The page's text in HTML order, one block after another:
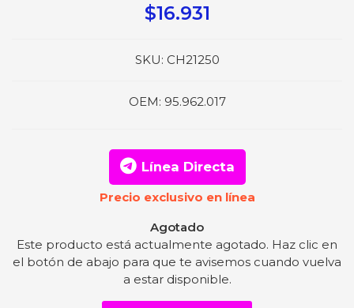
$16.931
SKU: CH21250
OEM: 95.962.017
Línea Directa
Precio exclusivo en línea
Agotado
Este producto está actualmente agotado. Haz clic en
el botón de abajo para que te avisemos cuando vuelva
a estar disponible.